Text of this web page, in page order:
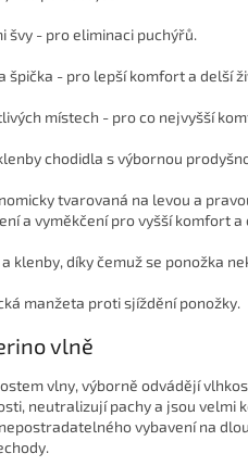
švy - pro eliminaci puchýřů.
špička - pro lepší komfort a delší
místech - pro co nejvyšší
chodidla s výbornou
tvarovaná na levou a
a vyměkčení pro vyšší komfort a
klenby, díky čemuž se ponožka
manžeta proti sjíždění ponožky.
vlně
vlny, výborně odvádějí
neutralizují pachy a jsou velmi
vybavení na